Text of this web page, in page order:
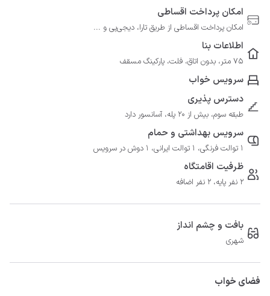
امکان پرداخت اقساطی
امکان پرداخت اقساطی از طریق تارا، دیجی‌پی و ...
اطلاعات بنا
75 متر، بدون اتاق، فلت، پارکینگ مسقف
سرویس خواب
دسترس پذیری
طبقه سوم، بیش از 20 پله، آسانسور دارد
سرویس بهداشتی و حمام
1 توالت فرنگی، 1 توالت ایرانی، 1 دوش در سرویس
ظرفیت اقامتگاه
2 نفر پایه، 2 نفر اضافه
بافت و چشم انداز
شهری
فضای خواب